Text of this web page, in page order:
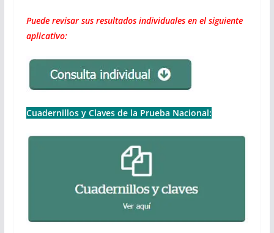
Puede revisar sus resultados individuales en el siguiente
aplicativo:
Cuadernillos y Claves de la Prueba Nacional: